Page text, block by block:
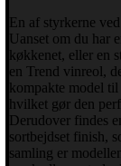
En af styrkerne
Uanset om du har
køkkenet, eller en
en Trend vinreol,
kompakte model
hvilket gør den
Derudover findes
sortbejdset finish,
samling er